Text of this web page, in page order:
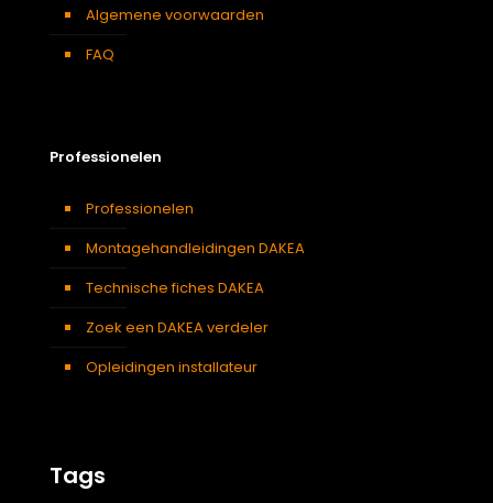
Algemene voorwaarden
FAQ
Professionelen
Professionelen
Montagehandleidingen DAKEA
Technische fiches DAKEA
Zoek een DAKEA verdeler
Opleidingen installateur
Tags